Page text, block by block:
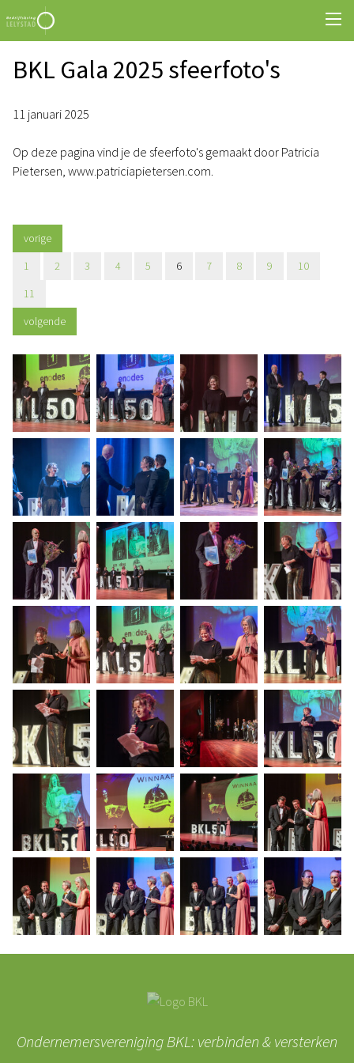
BKL Gala 2025 sfeerfoto's
11 januari 2025
Op deze pagina vind je de sfeerfoto's gemaakt door Patricia
Pietersen, www.patriciapietersen.com.
vorige
1
2 3 4 5 6 7 8 9
10
11
volgende
Ondernemersvereniging BKL: verbinden & versterken